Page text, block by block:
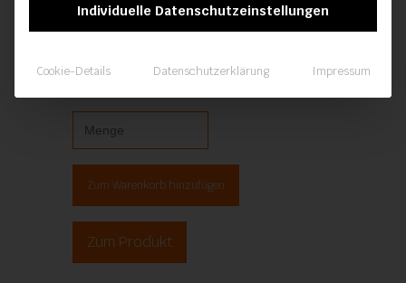
Zum Warenkorb hinzufügen
Zum Produkt
Individuelle Datenschutzeinstellungen
Cookie-Details Datenschutzerklärung Impressum